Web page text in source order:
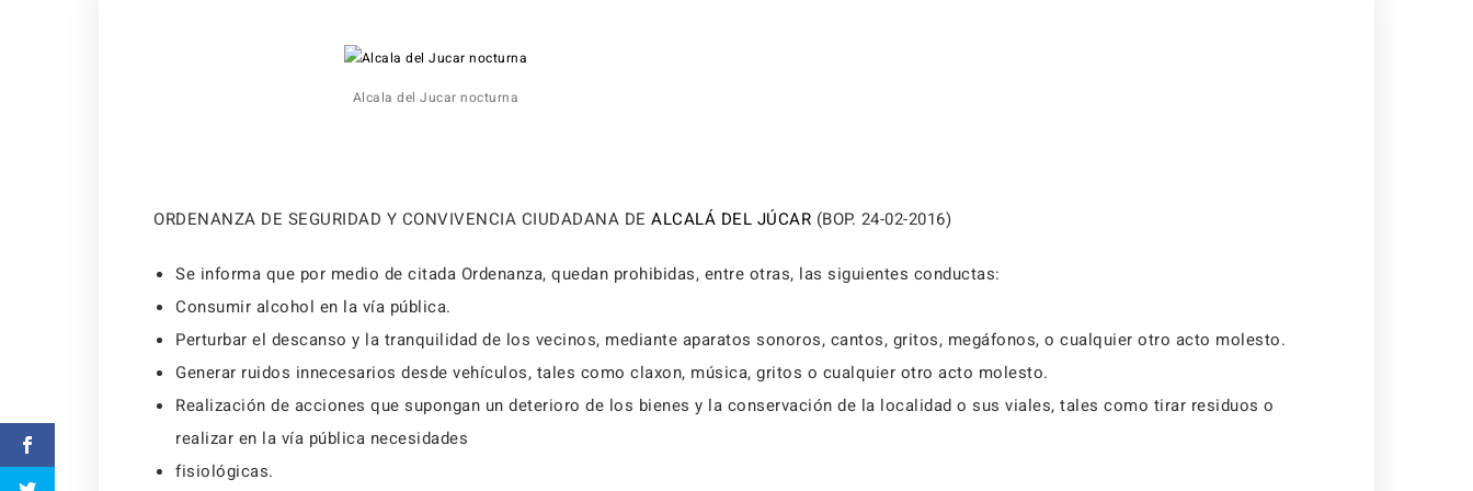
Alcala del Jucar nocturna
ORDENANZA DE SEGURIDAD Y CONVIVENCIA CIUDADANA DE ALCALÁ DEL JÚCAR (BOP. 24-02-2016)
Se informa que por medio de citada Ordenanza, quedan prohibidas, entre otras, las siguientes conductas:
Consumir alcohol en la vía pública.
Perturbar el descanso y la tranquilidad de los vecinos, mediante aparatos sonoros, cantos, gritos, megáfonos, o cualquier otro acto molesto.
Generar ruidos innecesarios desde vehículos, tales como claxon, música, gritos o cualquier otro acto molesto.
Realización de acciones que supongan un deterioro de los bienes y la conservación de la localidad o sus viales, tales como tirar residuos o
realizar en la vía pública necesidades
fisiológicas.